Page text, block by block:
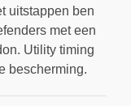
uitstappen ben
met een
Utility timing
bescherming.